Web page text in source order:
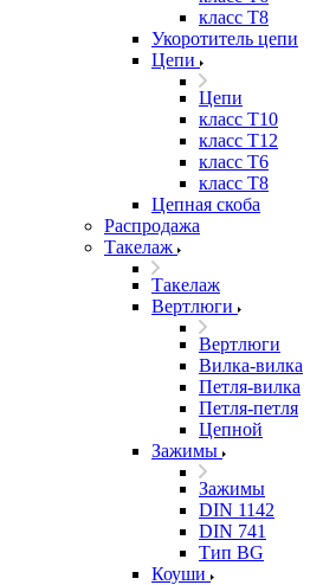
класс Т8
Укоротитель цепи
Цепи
Цепи
класс Т10
класс Т12
класс Т6
класс Т8
Цепная скоба
Распродажа
Такелаж
Такелаж
Вертлюги
Вертлюги
Вилка-вилка
Петля-вилка
Петля-петля
Цепной
Зажимы
Зажимы
DIN 1142
DIN 741
Тип BG
Коуши